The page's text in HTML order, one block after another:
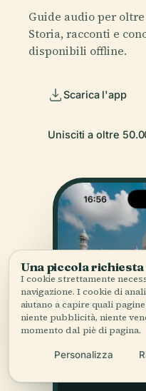
Guide audio per oltre
Storia, racconti e
disponibili offline.
Scarica l'app
Unisciti a oltre
Una piccola
I cookie strettamente
navigazione. I cookie di
aiutano a capire quali
niente pubblicità, niente
momento dal piè di pagina.
Personalizza